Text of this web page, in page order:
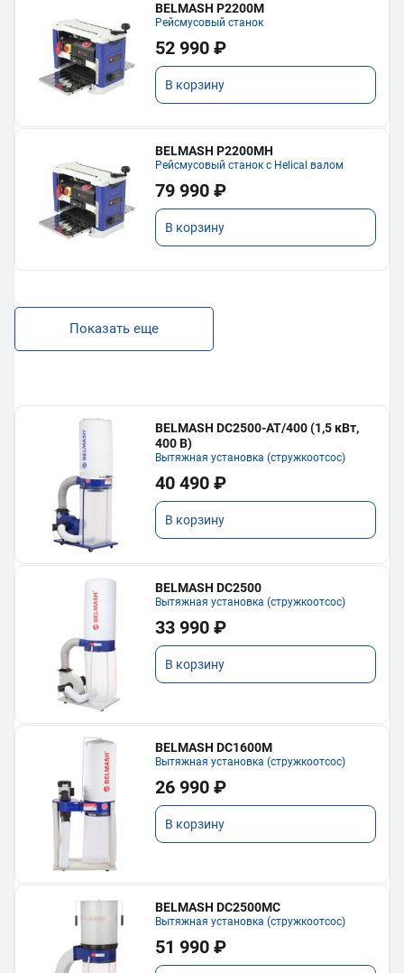
BELMASH P2200M
Рейсмусовый станок
52 990 ₽
В корзину
BELMASH P2200MH
Рейсмусовый станок с Helical валом
79 990 ₽
В корзину
Показать еще
BELMASH DC2500-AT/400 (1,5 кВт,
400 В)
Вытяжная установка (стружкоотсос)
40 490 ₽
В корзину
BELMASH DC2500
Вытяжная установка (стружкоотсос)
33 990 ₽
В корзину
BELMASH DC1600M
Вытяжная установка (стружкоотсос)
26 990 ₽
В корзину
BELMASH DC2500MC
Вытяжная установка (стружкоотсос)
51 990 ₽